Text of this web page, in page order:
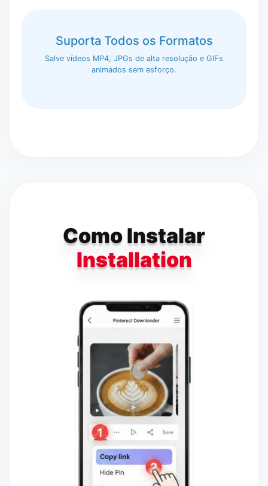
Suporta Todos os Formatos
Salve vídeos MP4, JPGs de alta resolução e GIFs
animados sem esforço.
Como Instalar
Installation